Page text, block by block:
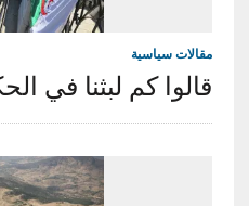
مقالات سياسية
قالوا كم لبثنا في